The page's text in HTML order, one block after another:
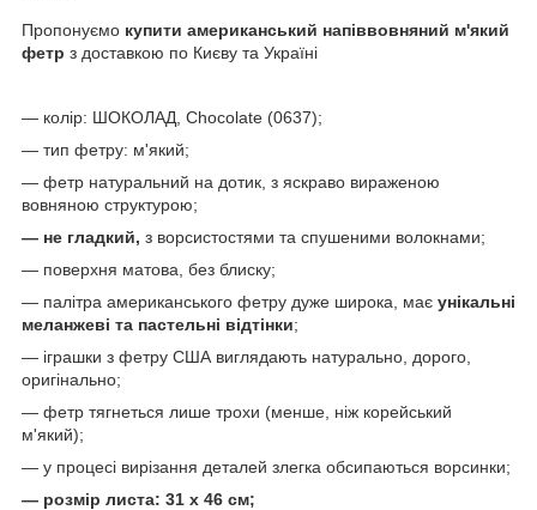
Пропонуємо купити американський напіввовняний м'який
фетр з доставкою по Києву та Україні
— колір: ШОКОЛАД, Chocolate (0637);
— тип фетру: м'який;
— фетр натуральний на дотик, з яскраво вираженою
вовняною структурою;
— не гладкий, з ворсистостями та спушеними волокнами;
— поверхня матова, без блиску;
— палітра американського фетру дуже широка, має унікальні
меланжеві та пастельні відтінки;
— іграшки з фетру США виглядають натурально, дорого,
оригінально;
— фетр тягнеться лише трохи (менше, ніж корейський
м'який);
— у процесі вирізання деталей злегка обсипаються ворсинки;
— розмір листа: 31 х 46 см;